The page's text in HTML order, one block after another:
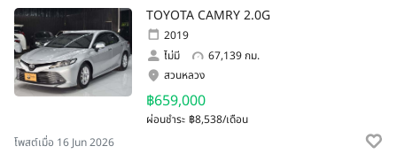
TOYOTA CAMRY 2.0G
2019
ไม่มี
67,139 กม.
฿659,000
ผ่อนชำระ ฿8,538/เดือน
สวนหลวง
โพสต์เมื่อ 16 Jun 2026